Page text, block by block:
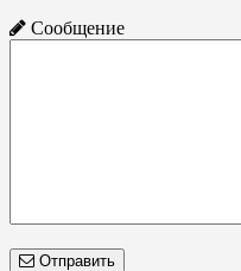
Сообщение
Отправить